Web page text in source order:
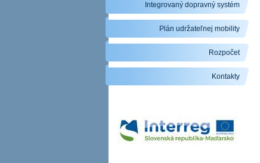
Integrovaný dopravný systém
Plán udržateľnej mobility
Rozpočet
Kontakty